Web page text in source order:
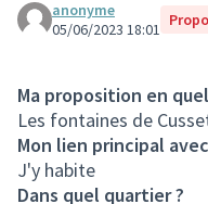
anonyme
05/06/2023 18:01
Ma proposition en
Les fontaines de
Mon lien principal
J'y habite
Dans quel quartier ?